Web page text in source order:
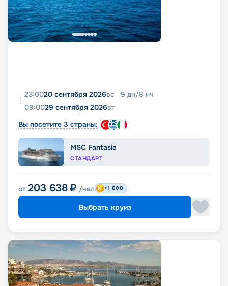
23:0020 сентября 2026вс 9 дн/8 нч
09:0029 сентября 2026вт
Вы посетите 3 страны:
MSC Fantasia
СТАНДАРТ
от 203 638 ₽ /чел +1 000
Выбрать круиз